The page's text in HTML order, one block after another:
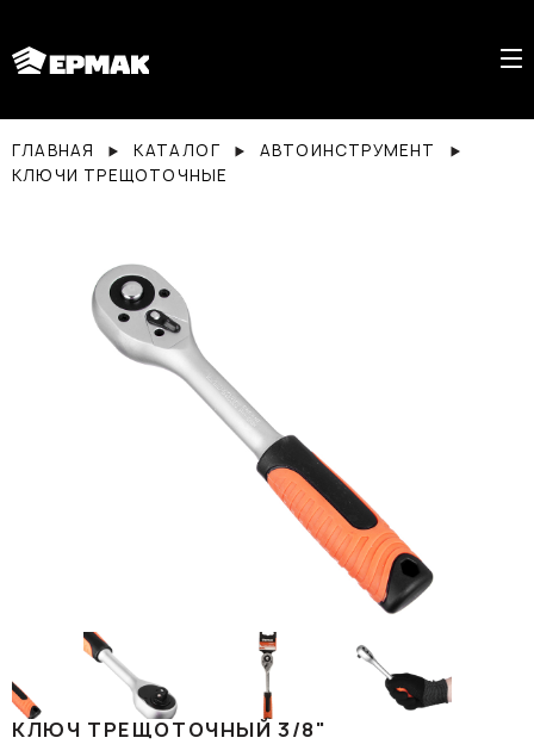
ГЛАВНАЯ КАТАЛОГ
АВТОИНСТРУМЕНТ
КЛЮЧИ ТРЕЩОТОЧНЫЕ
КЛЮЧ ТРЕЩОТОЧНЫЙ 3/8"